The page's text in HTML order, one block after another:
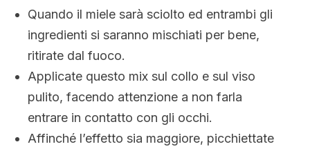
Quando il miele sarà sciolto ed entrambi gli
ingredienti si saranno mischiati per bene,
ritirate dal fuoco.
Applicate questo mix sul collo e sul viso
pulito, facendo attenzione a non farla
entrare in contatto con gli occhi.
Affinché l’effetto sia maggiore, picchiettate